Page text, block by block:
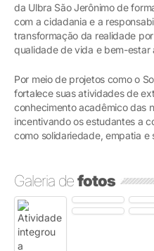
da Ulbra São Jerônimo de
com a cidadania e a
transformação da realidade
qualidade de vida e bem-estar
Por meio de projetos como o
fortalece suas atividades de
conhecimento acadêmico das
incentivando os estudantes a
como solidariedade, empatia e
Galeria defotos